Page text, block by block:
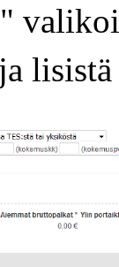
lisistä